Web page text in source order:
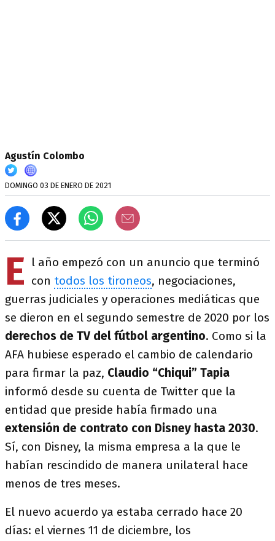
Agustín Colombo
DOMINGO 03 DE ENERO DE 2021
E
l año empezó con un anuncio que terminó
con todos los tironeos, negociaciones,
guerras judiciales y operaciones mediáticas que
se dieron en el segundo semestre de 2020 por los
derechos de TV del fútbol argentino. Como si la
AFA hubiese esperado el cambio de calendario
para firmar la paz, Claudio “Chiqui” Tapia
informó desde su cuenta de Twitter que la
entidad que preside había firmado una
extensión de contrato con Disney hasta 2030.
Sí, con Disney, la misma empresa a la que le
habían rescindido de manera unilateral hace
menos de tres meses.
El nuevo acuerdo ya estaba cerrado hace 20
días: el viernes 11 de diciembre, los